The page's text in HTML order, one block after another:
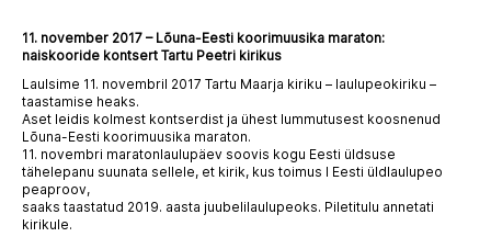
11. november 2017 – Lõuna-Eesti koorimuusika maraton:
naiskooride kontsert Tartu Peetri kirikus
Laulsime 11. novembril 2017 Tartu Maarja kiriku – laulupeokiriku –
taastamise heaks.
Aset leidis kolmest kontserdist ja ühest lummutusest koosnenud
Lõuna-Eesti koorimuusika maraton.
11. novembri maratonlaulupäev soovis kogu Eesti üldsuse
tähelepanu suunata sellele, et kirik, kus toimus I Eesti üldlaulupeo
peaproov,
saaks taastatud 2019. aasta juubelilaulupeoks. Piletitulu annetati
kirikule.